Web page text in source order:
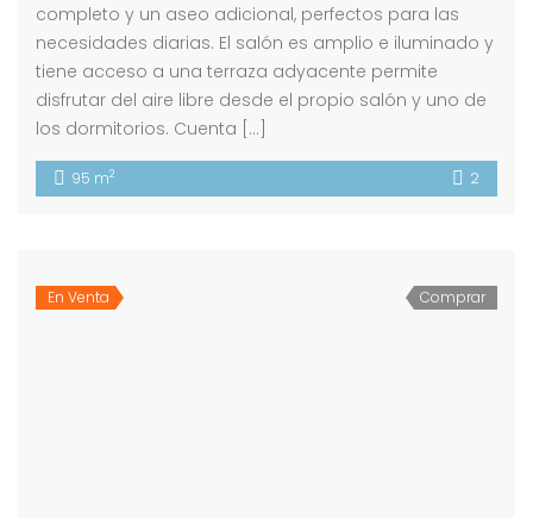
completo y un aseo adicional, perfectos para las
necesidades diarias. El salón es amplio e iluminado y
tiene acceso a una terraza adyacente permite
disfrutar del aire libre desde el propio salón y uno de
los dormitorios. Cuenta […]
95 m2 2
En Venta Comprar